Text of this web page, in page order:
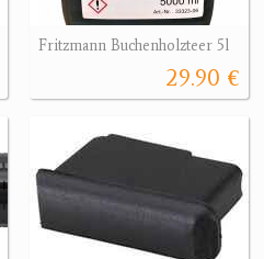
Fritzmann Buchenholzteer 5l
29.90 €